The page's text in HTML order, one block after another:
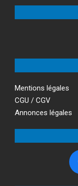
Mentions légales
CGU / CGV
Annonces légales